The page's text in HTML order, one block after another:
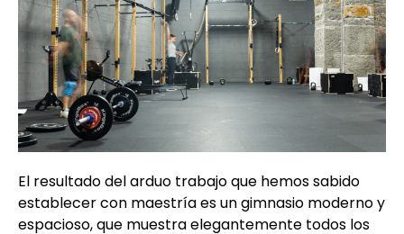
El resultado del arduo trabajo que hemos sabido
establecer con maestría es un gimnasio moderno y
espacioso, que muestra elegantemente todos los